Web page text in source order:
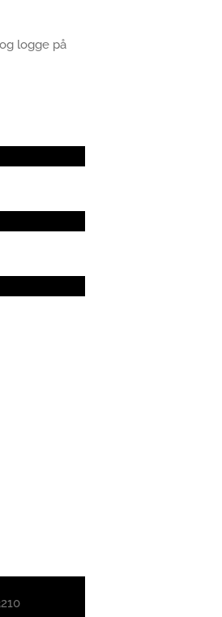
logge på